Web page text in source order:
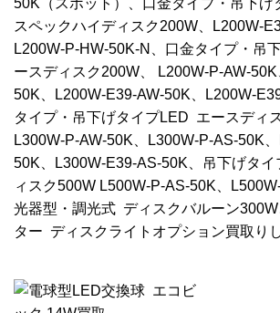
50K（スポット）、口金タイプ・吊下げ
スペックハイディスク200W、L200W-
L200W-P-HW-50K-N、口金タイプ・吊
ースディスク200W、 L200W-P-AW-
50K、L200W-E39-AW-50K、L200W-
タイプ・吊下げタイプLED エースディ
L300W-P-AW-50K、L300W-P-AS-50K
50K、L300W-E39-AS-50K、吊下げタ
ィスク500W L500W-P-AS-50K、
光器型・調光式 ディスクバルーン
ター ディスクライトオプション買取り